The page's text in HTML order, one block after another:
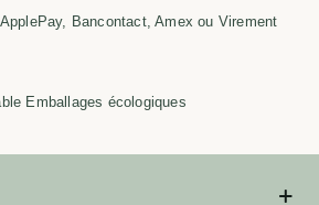
Bancontact, Amex ou Virement
Emballages écologiques